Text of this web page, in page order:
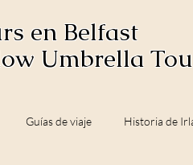
en Belfast
Umbrella
Guías de viaje Historia de